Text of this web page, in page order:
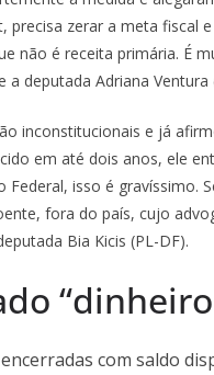
precisa zerar a meta
não é receita primária. É
deputada Adriana Ventura
inconstitucionais e já
em até dois anos, ele
isso é gravíssimo.
fora do país, cujo
Bia Kicis (PL-DF).
com saldo